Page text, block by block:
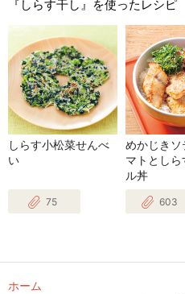
『しらす干し』を使ったレシピ
しらす小松菜せんべ
い
75
めかじきソ
マトとしら
ル丼
603
ホーム